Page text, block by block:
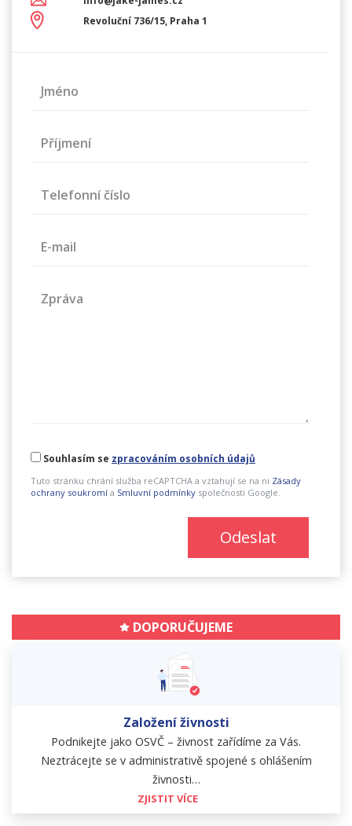
Revoluční 736/15, Praha 1
Jméno
Příjmení
Telefonní číslo
E-mail
Zpráva
Souhlasím se zpracováním osobních údajů
Tuto stránku chrání služba reCAPTCHA a vztahují se na ni Zásady
ochrany soukromí a Smluvní podmínky společnosti Google.
Odeslat
DOPORUČUJEME
Založení živnosti
Podnikejte jako OSVČ – živnost zařídíme za Vás.
Neztrácejte se v administrativě spojené s ohlášením
živnosti…
ZJISTIT VÍCE